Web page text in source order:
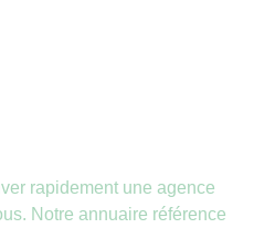
rapidement une agence
Notre annuaire référence